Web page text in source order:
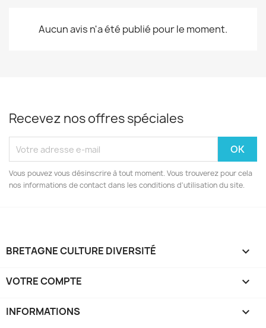
Aucun avis n'a été publié pour le moment.
Recevez nos offres spéciales
Vous pouvez vous désinscrire à tout moment. Vous trouverez pour cela
nos informations de contact dans les conditions d'utilisation du site.
BRETAGNE CULTURE DIVERSITÉ 
VOTRE COMPTE 
INFORMATIONS keyboard_arrow_down